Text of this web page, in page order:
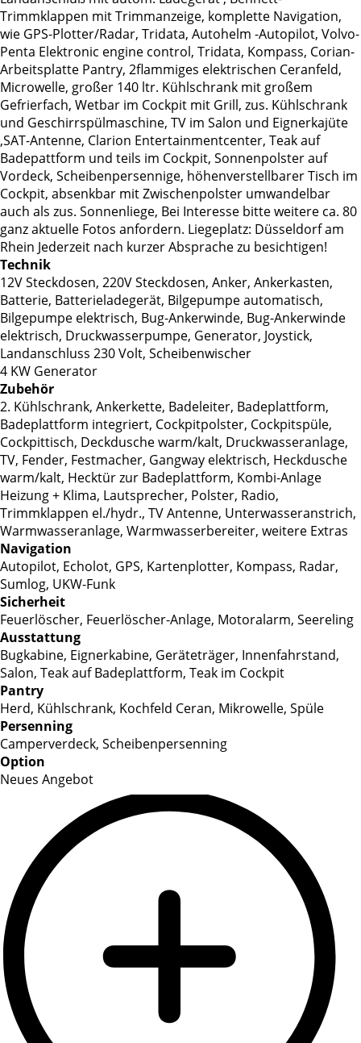
Trimmklappen mit Trimmanzeige, komplette Navigation,
wie GPS-Plotter/Radar, Tridata, Autohelm -Autopilot, Volvo-
Penta Elektronic engine control, Tridata, Kompass, Corian-
Arbeitsplatte Pantry, 2flammiges elektrischen Ceranfeld,
Microwelle, großer 140 ltr. Kühlschrank mit großem
Gefrierfach, Wetbar im Cockpit mit Grill, zus. Kühlschrank
und Geschirrspülmaschine, TV im Salon und Eignerkajüte
,SAT-Antenne, Clarion Entertainmentcenter, Teak auf
Badepattform und teils im Cockpit, Sonnenpolster auf
Vordeck, Scheibenpersennige, höhenverstellbarer Tisch im
Cockpit, absenkbar mit Zwischenpolster umwandelbar
auch als zus. Sonnenliege, Bei Interesse bitte weitere ca. 80
ganz aktuelle Fotos anfordern. Liegeplatz: Düsseldorf am
Rhein Jederzeit nach kurzer Absprache zu besichtigen!
Technik
12V Steckdosen, 220V Steckdosen, Anker, Ankerkasten,
Batterie, Batterieladegerät, Bilgepumpe automatisch,
Bilgepumpe elektrisch, Bug-Ankerwinde, Bug-Ankerwinde
elektrisch, Druckwasserpumpe, Generator, Joystick,
Landanschluss 230 Volt, Scheibenwischer
4 KW Generator
Zubehör
2. Kühlschrank, Ankerkette, Badeleiter, Badeplattform,
Badeplattform integriert, Cockpitpolster, Cockpitspüle,
Cockpittisch, Deckdusche warm/kalt, Druckwasseranlage,
TV, Fender, Festmacher, Gangway elektrisch, Heckdusche
warm/kalt, Hecktür zur Badeplattform, Kombi-Anlage
Heizung + Klima, Lautsprecher, Polster, Radio,
Trimmklappen el./hydr., TV Antenne, Unterwasseranstrich,
Warmwasseranlage, Warmwasserbereiter, weitere Extras
Navigation
Autopilot, Echolot, GPS, Kartenplotter, Kompass, Radar,
Sumlog, UKW-Funk
Sicherheit
Feuerlöscher, Feuerlöscher-Anlage, Motoralarm, Seereling
Ausstattung
Bugkabine, Eignerkabine, Geräteträger, Innenfahrstand,
Salon, Teak auf Badeplattform, Teak im Cockpit
Pantry
Herd, Kühlschrank, Kochfeld Ceran, Mikrowelle, Spüle
Persenning
Camperverdeck, Scheibenpersenning
Option
Neues Angebot